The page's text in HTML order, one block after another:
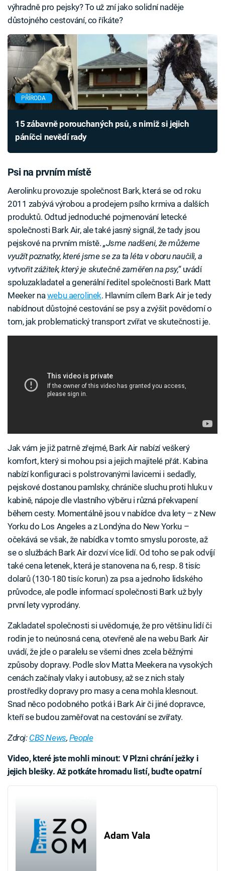
výhradně pro pejsky? To už zní jako solidní naděje
důstojného cestování, co říkáte?
PŘÍRODA
15 zábavně porouchaných psů, s nimiž si jejich
páníčci nevědí rady
Psi na prvním místě
Aerolinku provozuje společnost Bark, která se od roku
2011 zabývá výrobou a prodejem psího krmiva a dalších
produktů. Odtud jednoduché pojmenování letecké
společnosti Bark Air, ale také jasný signál, že tady jsou
pejskové na prvním místě.„Jsme nadšeni, že můžeme
využít poznatky, které jsme se za ta léta v oboru naučili, a
vytvořit zážitek, který je skutečně zaměřen na psy,“uvádí
spoluzakladatel a generální ředitel společnosti Bark Matt
Meeker nawebu aerolinek. Hlavním cílem Bark Air je tedy
nabídnout důstojné cestování se psy a zvýšit povědomí o
tom, jak problematický transport zvířat ve skutečnosti je.
Jak vám je již patrně zřejmé, Bark Air nabízí veškerý
komfort, který si mohou psi a jejich majitelé přát. Kabina
nabízí konfiguraci s polstrovanými lavicemi i sedadly,
pejskové dostanou pamlsky, chrániče sluchu proti hluku v
kabině, nápoje dle vlastního výběru i různá překvapení
během cesty. Momentálně jsou v nabídce dva lety – z New
Yorku do Los Angeles a z Londýna do New Yorku –
očekává se však, že nabídka v tomto smyslu poroste, až
se o službách Bark Air dozví více lidí. Od toho se pak odvíjí
také cena letenek, která je stanovena na 6, resp. 8 tisíc
dolarů (130-180 tisíc korun) za psa a jednoho lidského
průvodce, ale podle informací společnosti Bark už byly
první lety vyprodány.
Zakladatel společnosti si uvědomuje, že pro většinu lidí či
rodin je to neúnosná cena, otevřeně ale na webu Bark Air
uvádí, že jde o paralelu se všemi dnes zcela běžnými
způsoby dopravy. Podle slov Matta Meekera na vysokých
cenách začínaly vlaky i autobusy, až se z nich staly
prostředky dopravy pro masy a cena mohla klesnout.
Snad něco podobného potká i Bark Air či jiné dopravce,
kteří se budou zaměřovat na cestování se zvířaty.
Zdroj: CBS News, People
Video, které jste mohli minout: V Plzni chrání ježky i
jejich blešky. Až potkáte hromadu listí, buďte opatrní
Adam Vala